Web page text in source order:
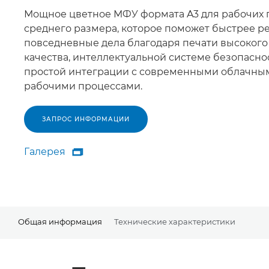
Мощное цветное МФУ формата A3 для рабочих
среднего размера, которое поможет быстрее
повседневные дела благодаря печати высокого
качества, интеллектуальной системе
простой интеграции с современными
рабочими процессами.
ЗАПРОС ИНФОРМАЦИИ
Галерея
Галерея

Общая информация Технические характеристики